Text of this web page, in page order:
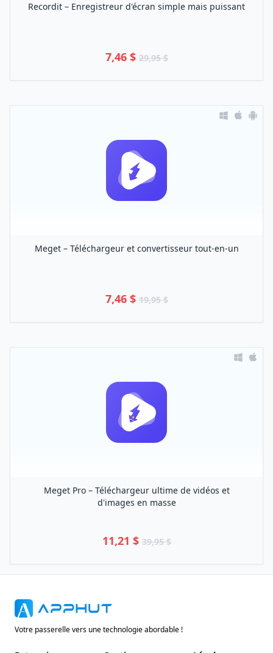
Recordit – Enregistreur d'écran simple mais puissant
7,46 $ 29,95 $
Meget – Téléchargeur et convertisseur tout-en-un
7,46 $ 19,95 $
Meget Pro – Téléchargeur ultime de vidéos et
d'images en masse
11,21 $ 39,95 $
Votre passerelle vers une technologie abordable !